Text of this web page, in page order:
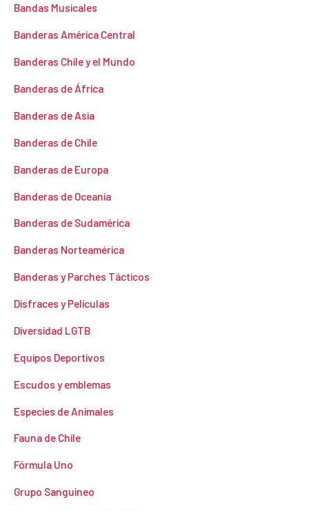
Bandas Musicales
Banderas América Central
Banderas Chile y el Mundo
Banderas de África
Banderas de Asia
Banderas de Chile
Banderas de Europa
Banderas de Oceanía
Banderas de Sudamérica
Banderas Norteamérica
Banderas y Parches Tácticos
Disfraces y Películas
Diversidad LGTB
Equipos Deportivos
Escudos y emblemas
Especies de Animales
Fauna de Chile
Fórmula Uno
Grupo Sanguineo